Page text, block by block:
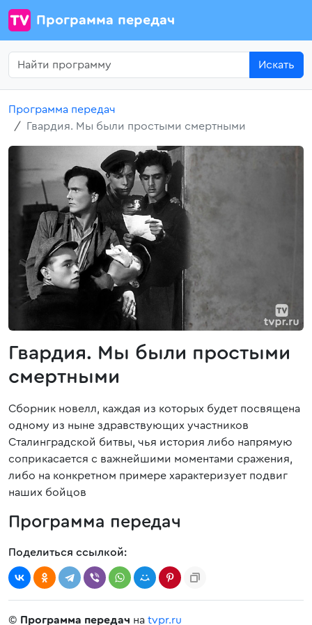
Программа передач
Искать
Программа передач
Гвардия. Мы были простыми смертными
Гвардия. Мы были простыми
смертными
Сборник новелл, каждая из которых будет посвящена
одному из ныне здравствующих участников
Сталинградской битвы, чья история либо напрямую
соприкасается с важнейшими моментами сражения,
либо на конкретном примере характеризует подвиг
наших бойцов
Программа передач
Поделиться ссылкой:
© Программа передач на tvpr.ru